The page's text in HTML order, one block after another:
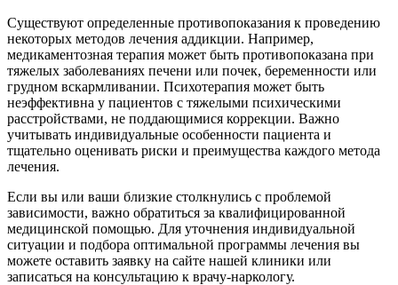
Существуют определенные противопоказания к проведению
некоторых методов лечения аддикции. Например,
медикаментозная терапия может быть противопоказана при
тяжелых заболеваниях печени или почек, беременности или
грудном вскармливании. Психотерапия может быть
неэффективна у пациентов с тяжелыми психическими
расстройствами, не поддающимися коррекции. Важно
учитывать индивидуальные особенности пациента и
тщательно оценивать риски и преимущества каждого метода
лечения.
Если вы или ваши близкие столкнулись с проблемой
зависимости, важно обратиться за квалифицированной
медицинской помощью. Для уточнения индивидуальной
ситуации и подбора оптимальной программы лечения вы
можете оставить заявку на сайте нашей клиники или
записаться на консультацию к врачу-наркологу.